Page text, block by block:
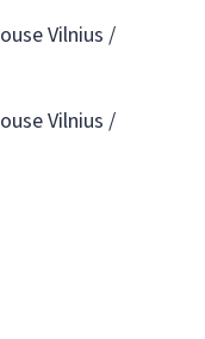
Vilnius /
Vilnius /